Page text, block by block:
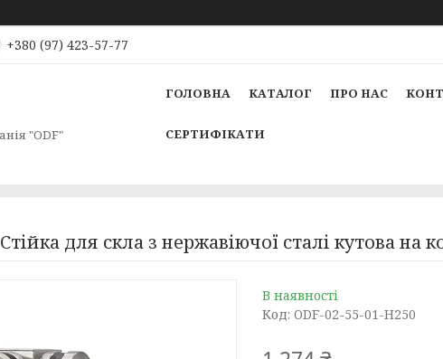
+380 (97) 423-57-77
"ODF"
ГОЛОВНА КАТАЛОГ ПРО НАС
СЕРТИФІКАТИ
для скла з нержавіючої сталі кутова на
В наявності
Код: ODF-02-55-01-H250